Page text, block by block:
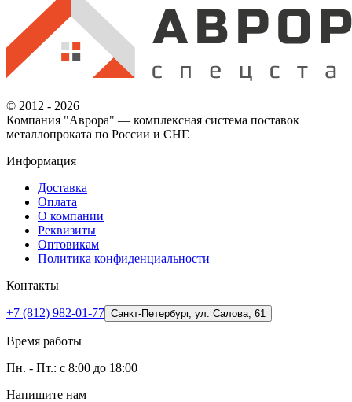
© 2012 - 2026
Компания "Аврора" — комплексная система поставок
металлопроката по России и СНГ.
Информация
Доставка
Оплата
О компании
Реквизиты
Оптовикам
Политика конфиденциальности
Контакты
+7 (812) 982-01-77 Санкт-Петербург, ул. Салова, 61
Время работы
Пн. - Пт.: с 8:00 до 18:00
Напишите нам